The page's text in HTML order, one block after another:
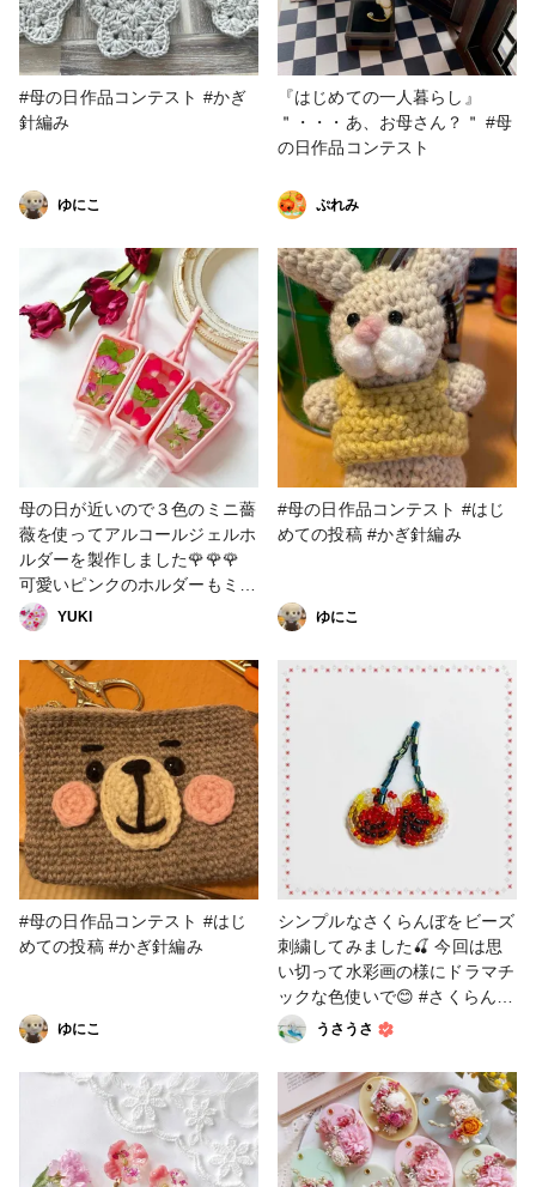
#母の日作品コンテスト #かぎ
針編み
ゆにこ
『はじめての一人暮らし』
＂・・・あ、お母さん？＂ #母
の日作品コンテスト
ぷれみ
母の日が近いので３色のミニ薔
薇を使ってアルコールジェルホ
ルダーを製作しました🌹🌹🌹
可愛いピンクのホルダーもミニ
薔薇と組み合わせることで大人
可愛いデザインになります😊 #
母の日作品コンテスト #UVレ
ジン #押し花 #花 #フラワー
YUKl
#母の日作品コンテスト #はじ
めての投稿 #かぎ針編み
ゆにこ
#母の日作品コンテスト #はじ
めての投稿 #かぎ針編み
ゆにこ
シンプルなさくらんぼをビーズ
刺繍してみました🍒 今回は思
い切って水彩画の様にドラマチ
ックな色使いで😊 #さくらんぼ
#ビーズ #ビーズ＆パーツ #ビ
ーズ刺繍 #母の日作品コンテス
ト
うさうさ